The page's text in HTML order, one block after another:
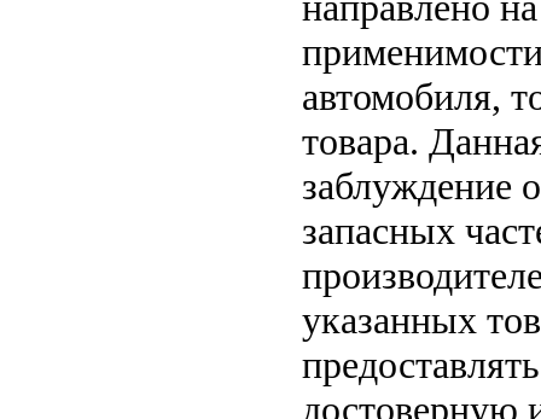
автомобиля,
товара.
заблуждение
запасных
указанных
достоверную